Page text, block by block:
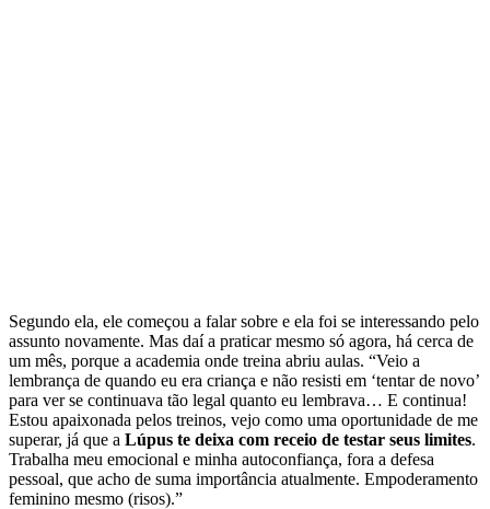
Segundo ela, ele começou a falar sobre e ela foi se interessando pelo
assunto novamente. Mas daí a praticar mesmo só agora, há cerca de
um mês, porque a academia onde treina abriu aulas. “Veio a
lembrança de quando eu era criança e não resisti em ‘tentar de novo’
para ver se continuava tão legal quanto eu lembrava… E continua!
Estou apaixonada pelos treinos, vejo como uma oportunidade de me
superar, já que a Lúpus te deixa com receio de testar seus limites.
Trabalha meu emocional e minha autoconfiança, fora a defesa
pessoal, que acho de suma importância atualmente. Empoderamento
feminino mesmo (risos).”